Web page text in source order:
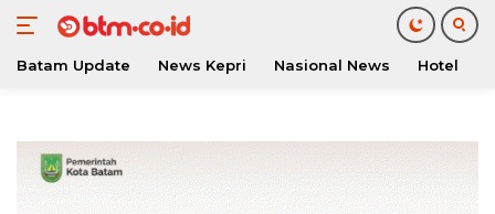
konten
Batam Update News Kepri Nasional News Hotel